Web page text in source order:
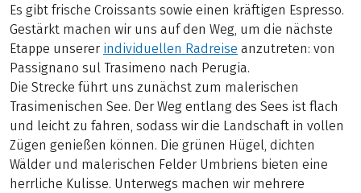
Es gibt frische Croissants sowie einen kräftigen Espresso.
Gestärkt machen wir uns auf den Weg, um die nächste
Etappe unserer individuellen Radreise anzutreten: von
Passignano sul Trasimeno nach Perugia.
Die Strecke führt uns zunächst zum malerischen
Trasimenischen See. Der Weg entlang des Sees ist flach
und leicht zu fahren, sodass wir die Landschaft in vollen
Zügen genießen können. Die grünen Hügel, dichten
Wälder und malerischen Felder Umbriens bieten eine
herrliche Kulisse. Unterwegs machen wir mehrere